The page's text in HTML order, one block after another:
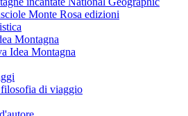
Monte Rosa edizioni
Montagna
Idea Montagna
di viaggio